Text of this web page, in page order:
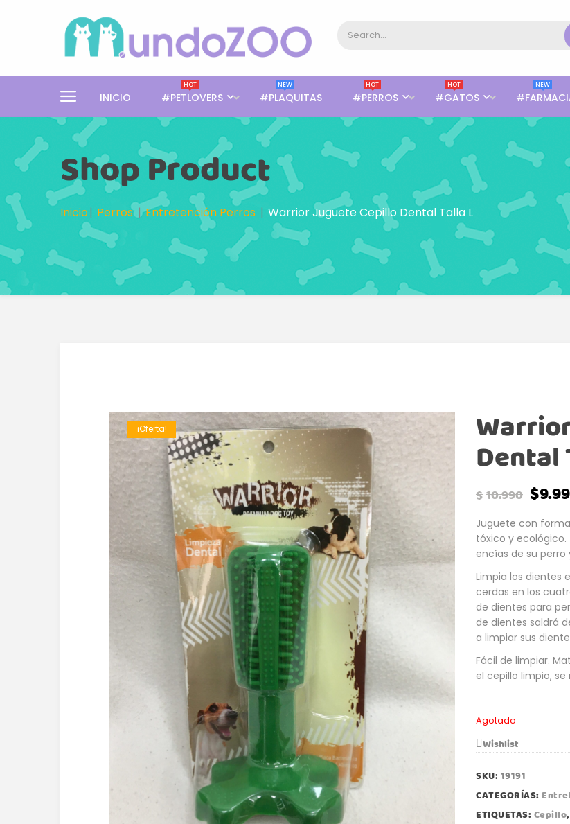
INICIO #PETLOVERS
HOT
#PLAQUITAS
NEW
#PERROS
HOT
#GATOS
HOT NEW
Shop Product
Inicio Perros Entretención Perros Warrior Juguete Cepillo Dental Talla L
¡Oferta!
Dental
$10.990 $
Juguete con
tóxico y ecológico.
encías de su
Limpia los dientes
cerdas en los
de dientes para
de dientes saldrá
a limpiar sus
Fácil de limpiar.
el cepillo limpio,
Agotado
Wishlist
SKU: 19191
CATEGORÍAS:
ETIQUETAS: Cepillo,